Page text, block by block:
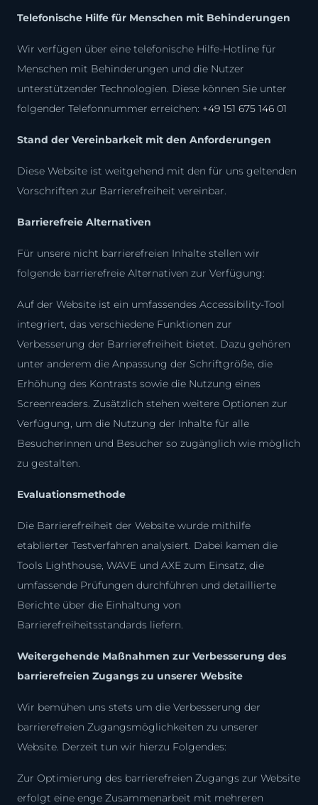
Telefonische Hilfe für Menschen mit Behinderungen
Wir verfügen über eine telefonische Hilfe-Hotline für
Menschen mit Behinderungen und die Nutzer
unterstützender Technologien. Diese können Sie unter
folgender Telefonnummer erreichen: +49 151 675 146 01
Stand der Vereinbarkeit mit den Anforderungen
Diese Website ist weitgehend mit den für uns geltenden
Vorschriften zur Barrierefreiheit vereinbar.
Barrierefreie Alternativen
Für unsere nicht barrierefreien Inhalte stellen wir
folgende barrierefreie Alternativen zur Verfügung:
Auf der Website ist ein umfassendes Accessibility-Tool
integriert, das verschiedene Funktionen zur
Verbesserung der Barrierefreiheit bietet. Dazu gehören
unter anderem die Anpassung der Schriftgröße, die
Erhöhung des Kontrasts sowie die Nutzung eines
Screenreaders. Zusätzlich stehen weitere Optionen zur
Verfügung, um die Nutzung der Inhalte für alle
Besucherinnen und Besucher so zugänglich wie möglich
zu gestalten.
Evaluationsmethode
Die Barrierefreiheit der Website wurde mithilfe
etablierter Testverfahren analysiert. Dabei kamen die
Tools Lighthouse, WAVE und AXE zum Einsatz, die
umfassende Prüfungen durchführen und detaillierte
Berichte über die Einhaltung von
Barrierefreiheitsstandards liefern.
Weitergehende Maßnahmen zur Verbesserung des
barrierefreien Zugangs zu unserer Website
Wir bemühen uns stets um die Verbesserung der
barrierefreien Zugangsmöglichkeiten zu unserer
Website. Derzeit tun wir hierzu Folgendes:
Zur Optimierung des barrierefreien Zugangs zur Website
erfolgt eine enge Zusammenarbeit mit mehreren